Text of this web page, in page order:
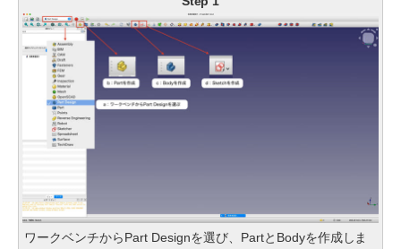
ワークベンチからPart Designを選び、PartとBodyを作成しま